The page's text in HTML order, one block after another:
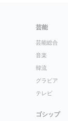
芸能
芸能総合
音楽
韓流
グラビア
テレビ
ゴシップ